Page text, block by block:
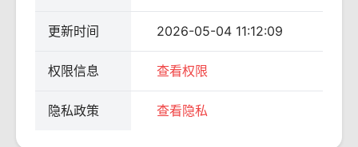
更新时间 2026-05-04 11:12:09
权限信息 查看权限
隐私政策 查看隐私